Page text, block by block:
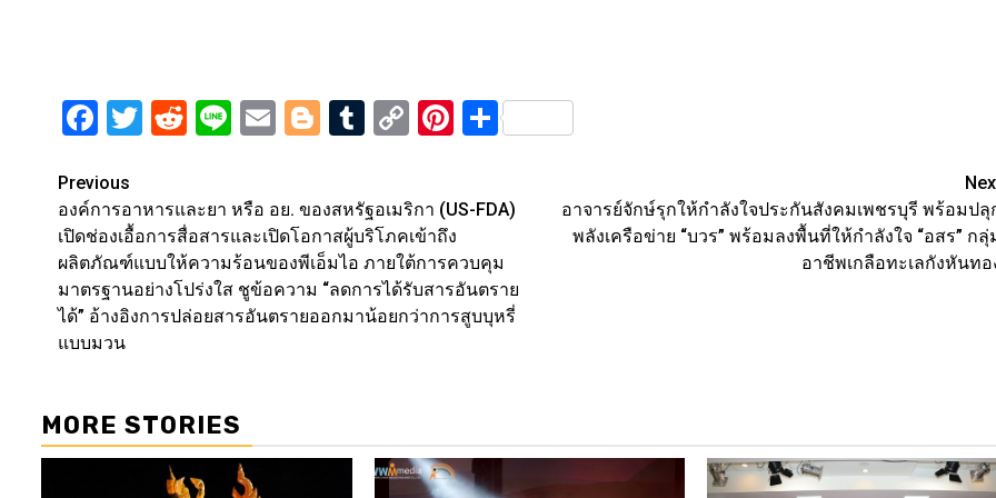
Facebook
Twitter
Reddit
LineEmailBlogger
Tumblr
CopyPinterest
Share
Post
navigation
Previous
องค์การอาหารและยา หรือ อย. ของสหรัฐอเมริกา (US-FDA)
เปิดช่องเอื้อการสื่อสารและเปิดโอกาสผู้บริโภคเข้าถึง
ผลิตภัณฑ์แบบให้ความร้อนของพีเอ็มไอ ภายใต้การควบคุม
มาตรฐานอย่างโปร่งใส ชูข้อความ “ลดการได้รับสารอันตราย
ได้” อ้างอิงการปล่อยสารอันตรายออกมาน้อยกว่าการสูบบุหรี่
แบบมวน
อาจารย์จักษ์รุกให้กำลังใจประกันสังคมเพชรบุรี พร้อมปลุ
พลังเครือข่าย “บวร” พร้อมลงพื้นที่ให้กำลังใจ “อสร” กลุ่
อาชีพเกลือทะเลกังหันทอ
MORE STORIES